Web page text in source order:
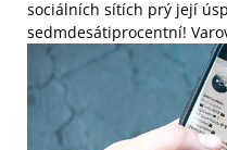
sociálních sítích prý její
sedmdesátiprocentní!